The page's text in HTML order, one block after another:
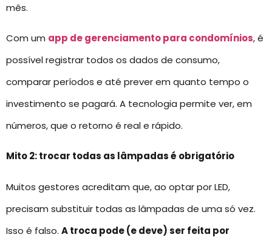
mês.
Com um app de gerenciamento para condomínios, é
possível registrar todos os dados de consumo,
comparar períodos e até prever em quanto tempo o
investimento se pagará. A tecnologia permite ver, em
números, que o retorno é real e rápido.
Mito 2: trocar todas as lâmpadas é obrigatório
Muitos gestores acreditam que, ao optar por LED,
precisam substituir todas as lâmpadas de uma só vez.
Isso é falso. A troca pode (e deve) ser feita por